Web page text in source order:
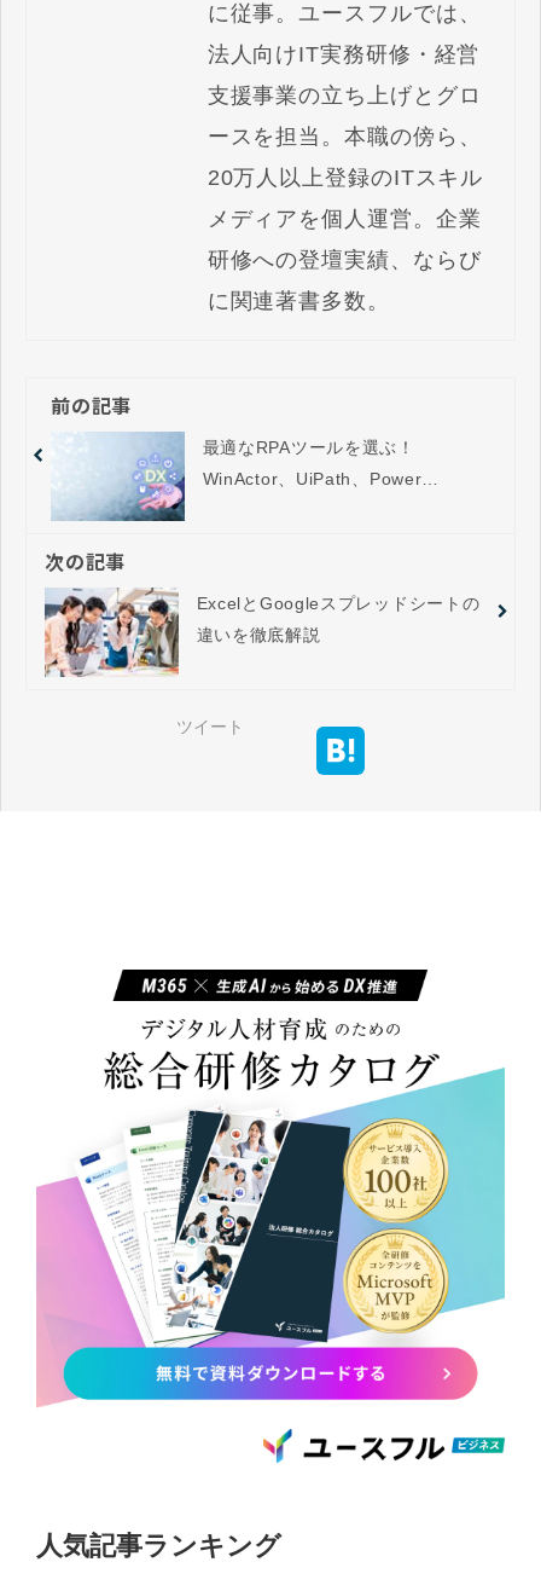
に従事。ユースフルでは、
法人向けIT実務研修・経営
支援事業の立ち上げとグロ
ースを担当。本職の傍ら、
20万人以上登録のITスキル
メディアを個人運営。企業
研修への登壇実績、ならび
に関連著書多数。
前の記事
最適なRPAツールを選ぶ！
WinActor、UiPath、Power
次の記事
ExcelとGoogleスプレッドシートの
違いを徹底解説
ツイート
人気記事ランキング